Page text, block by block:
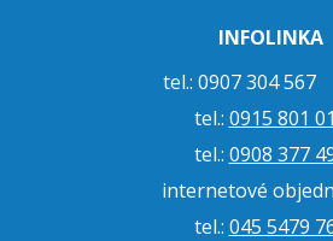
INFOLINKA
tel.: 0907 304
tel.: 0915 801
tel.: 0908 377
internetové
tel.: 045 5479